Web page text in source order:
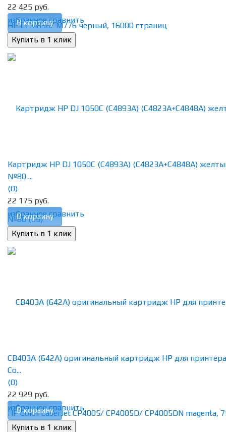
избранное сравнить
22 425 руб.
В корзину
избранное сравнить
Картридж HP DJ 1050C (C4893A) (C4823A+C4848A)
№80 ...
(0)
22 175 руб.
В корзину
избранное сравнить
CB403A (642A) оригинальный картридж HP для
Co...
(0)
22 929 руб.
В корзину